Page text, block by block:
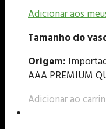
Adicionar aos
Tamanho do
Origem:
AAA PREMIUM
Adicionar ao